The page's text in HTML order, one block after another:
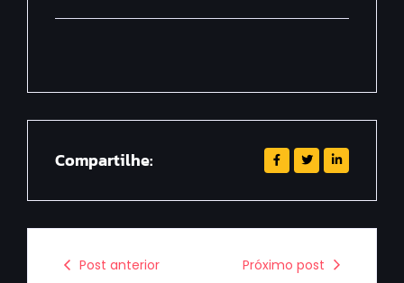
Compartilhe:
Post anterior Próximo post